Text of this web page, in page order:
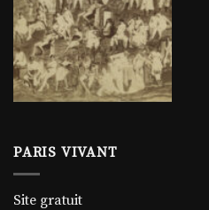
PARIS VIVANT
Site gratuit